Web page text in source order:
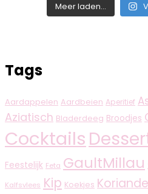
Meer laden...
Tags
Aardappelen Aardbeien Aperitief
Aziatisch Bladerdeeg Broodjes
Cocktails
Feestelijk Feta GaultMillau
Kalfsvlees Kip Koekjes